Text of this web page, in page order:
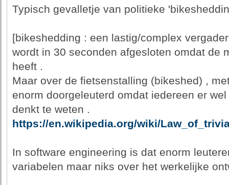
Typisch gevalletje van politieke
[bikeshedding : een lastig/complex
wordt in 30 seconden afgesloten omdat de
heeft .
Maar over de fietsenstalling (bikeshed) ,
enorm doorgeleuterd omdat iedereen er
denkt te weten .
https://en.wikipedia.org/wiki/
In software engineering is dat enorm
variabelen maar niks over het werkelijke